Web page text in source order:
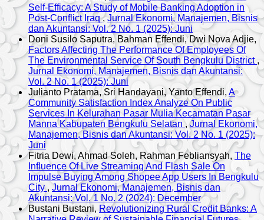
Self-Efficacy: A Study of Mobile Banking Adoption in
Post-Conflict Iraq,Jurnal Ekonomi, Manajemen, Bisnis
dan Akuntansi: Vol. 2 No. 1 (2025): Juni
Doni Susilo Saputra, Bahman Effendi, Dwi Nova Adjie,
Factors Affecting The Performance Of Employees Of
The Environmental Service Of South Bengkulu District ,
Jurnal Ekonomi, Manajemen, Bisnis dan Akuntansi:
Vol. 2 No. 1 (2025): Juni
Julianto Pratama, Sri Handayani, Yanto Effendi, A
Community Satisfaction Index Analyze On Public
Services In Kelurahan Pasar Mulia Kecamatan Pasar
Manna Kabupaten Bengkulu Selatan ,Jurnal Ekonomi,
Manajemen, Bisnis dan Akuntansi: Vol. 2 No. 1 (2025):
Juni
Fitria Dewi, Ahmad Soleh, Rahman Febliansyah, The
Influence Of Live Streaming And Flash Sale On
Impulse Buying Among Shopee App Users In Bengkulu
City, Jurnal Ekonomi, Manajemen, Bisnis dan
Akuntansi: Vol. 1 No. 2 (2024): December
Bustani Bustani, Revolutionizing Rural Credit Banks: A